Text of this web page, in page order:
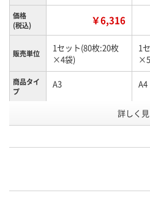
価格
(税込)
￥6,316
販売単位
1セット(80枚:20枚
×4袋)
1
商品タイ
プ
A3 A4
詳しく